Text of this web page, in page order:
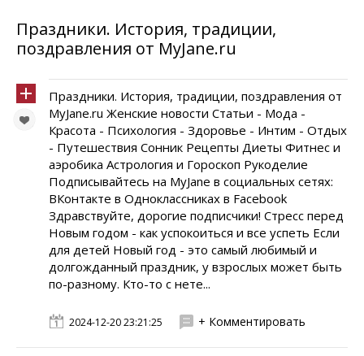
Праздники. История, традиции,
поздравления от MyJane.ru
Праздники. История, традиции, поздравления от
MyJane.ru Женские новости Статьи - Мода -
Красота - Психология - Здоровье - Интим - Отдых
- Путешествия Сонник Рецепты Диеты Фитнес и
аэробика Астрология и Гороскоп Рукоделие
Подписывайтесь на MyJane в социальных сетях:
ВКонтакте в Одноклассниках в Facebook
Здравствуйте, дорогие подписчики! Стресс перед
Новым годом - как успокоиться и все успеть Если
для детей Новый год - это самый любимый и
долгожданный праздник, у взрослых может быть
по-разному. Кто-то с нете...
2024-12-20 23:21:25 + Комментировать